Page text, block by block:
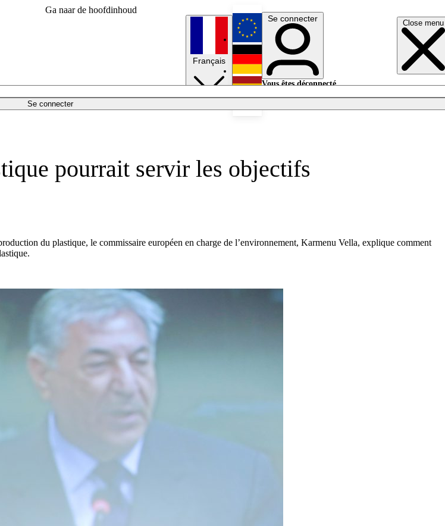
Ga naar de hoofdinhoud
Close menu
Se connecter
Français
English
Deutsch
Se connecter
Vous êtes déconnecté.
pourrait servir les objectifs
du plastique, le commissaire européen en charge de l’environnement, Karmenu Vella, explique comment